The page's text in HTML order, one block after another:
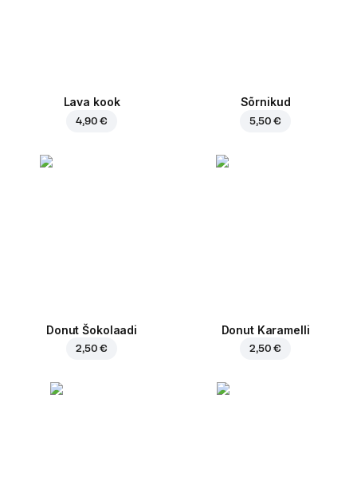
Lava kook
4,90 €
Sõrnikud
5,50 €
Donut Šokolaadi
2,50 €
Donut Karamelli
2,50 €